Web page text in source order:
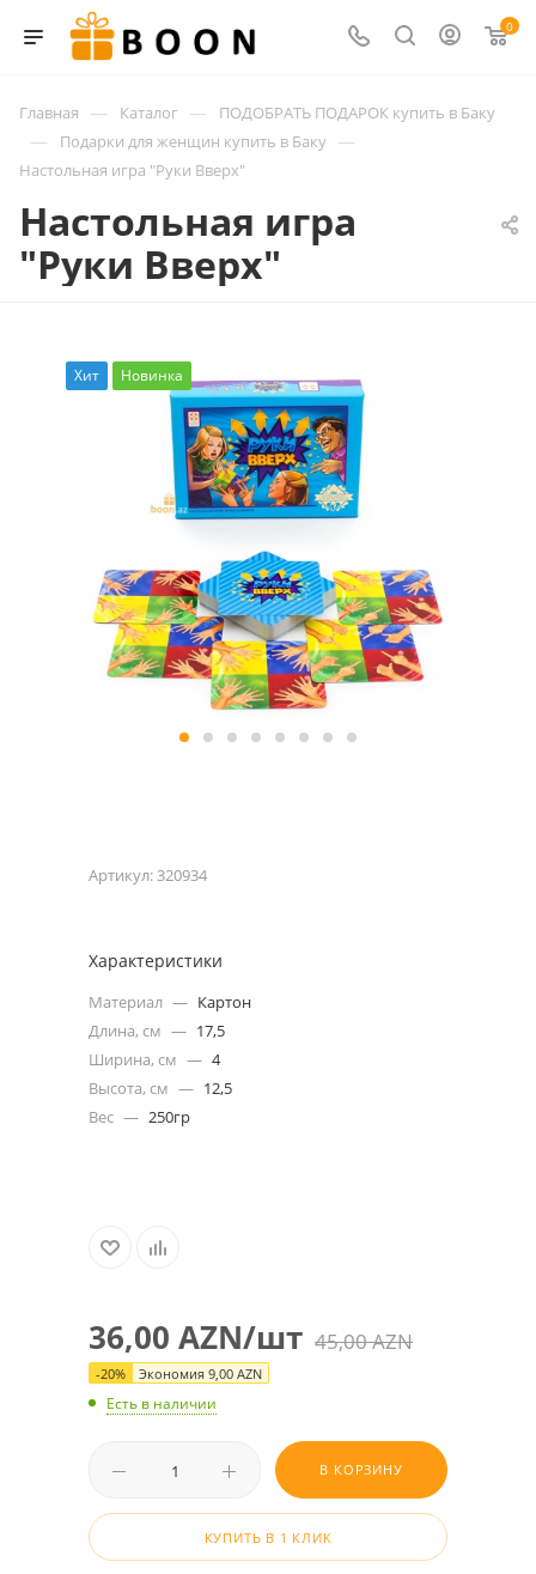
0
Главная — Каталог — ПОДОБРАТЬ ПОДАРОК купить в Баку
— Подарки для женщин купить в Баку —
Настольная игра "Руки Вверх"
Настольная игра
"Руки Вверх"
Хит Новинка
Артикул:320934
Характеристики
Материал — Картон
Длина, см — 17,5
Ширина, см — 4
Высота, см — 12,5
Вес — 250гр
36,00 AZN/шт 45,00AZN
-20% Экономия 9,00 AZN
Есть в наличии
В КОРЗИНУ
КУПИТЬ В 1 КЛИК